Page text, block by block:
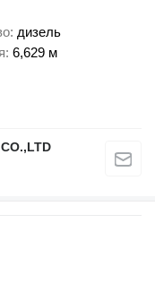
дизель
6,629 м